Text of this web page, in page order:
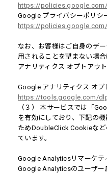
https://
Google プライバシーポリシ
https://
なお、お客様はご自身のデ
用されることを望まない場
アナリティクス オプトアウ
Google アナリティクス オプ
https://tools.google.com/
（３） 本サービスでは「
を有効にしており、下記の
ためDoubleClick Cookieな
ています。
Google Analyticsリマーケテ
Google Analyticsのユーザー